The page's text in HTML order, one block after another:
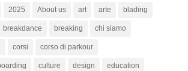
2025 About us art arte blading
breakdance breaking chi siamo
corsi corso di parkour
culture design education